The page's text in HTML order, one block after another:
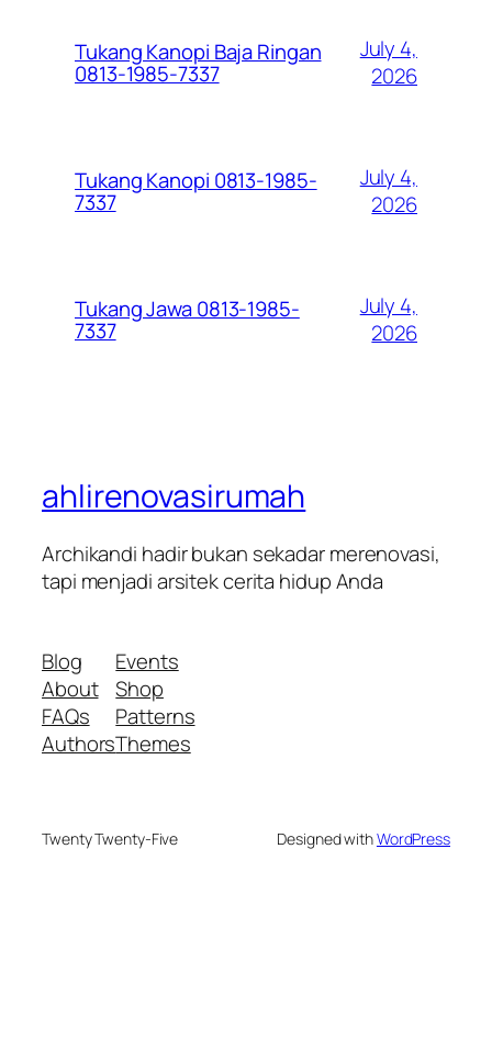
Tukang Kanopi Baja Ringan
0813-1985-7337
July 4,
2026
Tukang Kanopi 0813-1985-
7337
July 4,
2026
Tukang Jawa 0813-1985-
7337
July 4,
2026
ahlirenovasirumah
Archikandi hadir bukan sekadar merenovasi,
tapi menjadi arsitek cerita hidup Anda
Blog
About
FAQs
Authors
Events
Shop
Patterns
Themes
Twenty Twenty-Five Designed withWordPress